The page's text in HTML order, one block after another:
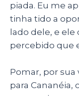
piada. Eu me
tinha tido a
lado dele, e
percebido que
Pomar, por sua
para Cananéia,